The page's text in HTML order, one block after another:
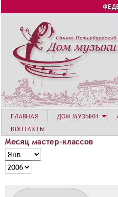
Jump to
Месяц мастер-классов
М
е
с
М
е
с
Г
о
ГЛАВНАЯ ДОМ МУЗЫКИ
КОНТАКТЫ